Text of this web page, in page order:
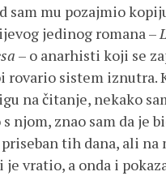
sam mu pozajmio
jedinog romana –
– o anarhisti koji se
rovario sistem iznutra.
na čitanje, nekako
njom, znao sam da je
tih dana, ali na
vratio, a onda i